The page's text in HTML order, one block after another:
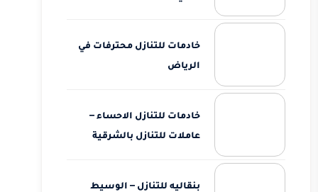
خادمات للتنازل محترفات في
الرياض
خادمات للتنازل الاحساء –
عاملات للتنازل بالشرقية
بنقاليه للتنازل – الوسيط